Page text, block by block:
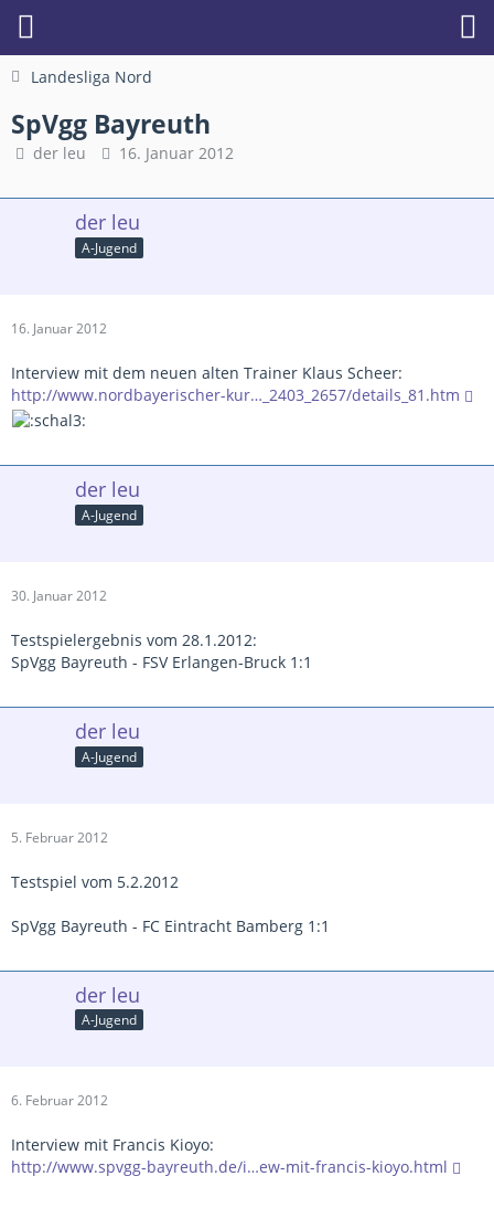
Landesliga Nord
SpVgg Bayreuth
der leu 16. Januar 2012
der leu
A-Jugend
16. Januar 2012
Interview mit dem neuen alten Trainer Klaus Scheer:
http://www.nordbayerischer-kur…_2403_2657/details_81.htm
der leu
A-Jugend
30. Januar 2012
Testspielergebnis vom 28.1.2012:
SpVgg Bayreuth - FSV Erlangen-Bruck 1:1
der leu
A-Jugend
5. Februar 2012
Testspiel vom 5.2.2012
SpVgg Bayreuth - FC Eintracht Bamberg 1:1
der leu
A-Jugend
6. Februar 2012
Interview mit Francis Kioyo:
http://www.spvgg-bayreuth.de/i…ew-mit-francis-kioyo.html